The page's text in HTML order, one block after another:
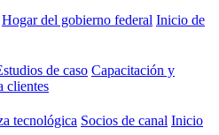
Hogar del gobierno federal Inicio de
de caso Capacitación y
clientes
tecnológica Socios de canal Inicio